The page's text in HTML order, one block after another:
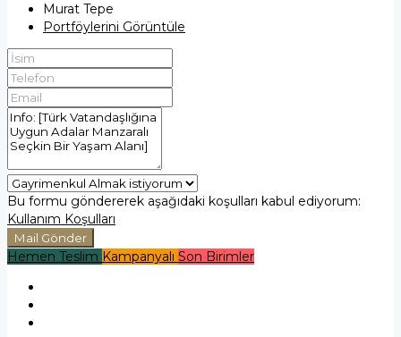
Murat Tepe
Portföylerini Görüntüle
Bu formu göndererek aşağıdaki koşulları kabul ediyorum:
Kullanım Koşulları
Mail Gönder
Hemen Teslim Kampanyalı Son Birimler